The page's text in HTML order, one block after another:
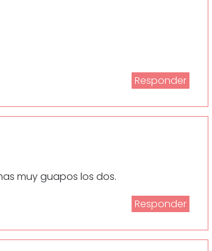
Responder
muy guapos los dos.
Responder
apostando por la cosmética